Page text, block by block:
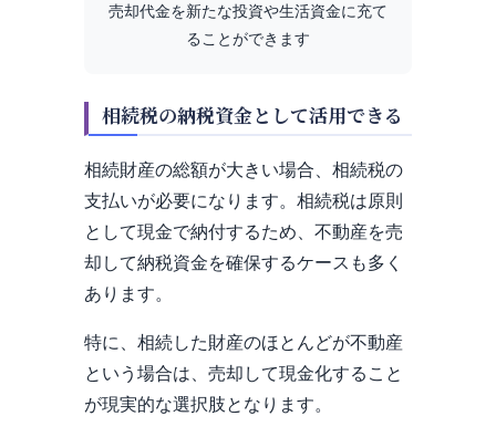
売却代金を新たな投資や生活資金に充て
ることができます
相続税の納税資金として活用できる
相続財産の総額が大きい場合、相続税の
支払いが必要になります。相続税は原則
として現金で納付するため、不動産を売
却して納税資金を確保するケースも多く
あります。
特に、相続した財産のほとんどが不動産
という場合は、売却して現金化すること
が現実的な選択肢となります。